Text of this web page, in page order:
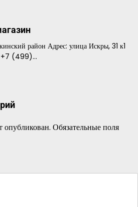
район Адрес: улица Искры, 31 к1
+7 (499)…
Обязательные поля